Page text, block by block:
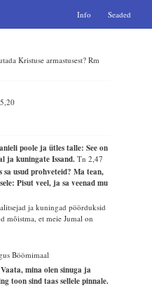
Info Seaded
Kristuse armastusest?Rm
poole ja ütles talle: See on
ja kuningate Issand.Tn 2,47
usud prohveteid? Ma tean,
Pisut veel, ja sa veenad mu
ja kuningad pöörduksid
mõistma, et meie Jumal on
Böömimaal
mina olen sinuga ja
toon sind taas sellele pinnale.